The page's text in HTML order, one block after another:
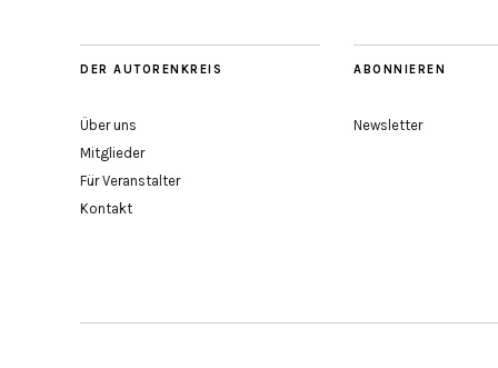
DER AUTORENKREIS
Über uns
Mitglieder
Für Veranstalter
Kontakt
ABONNIEREN
Newsletter